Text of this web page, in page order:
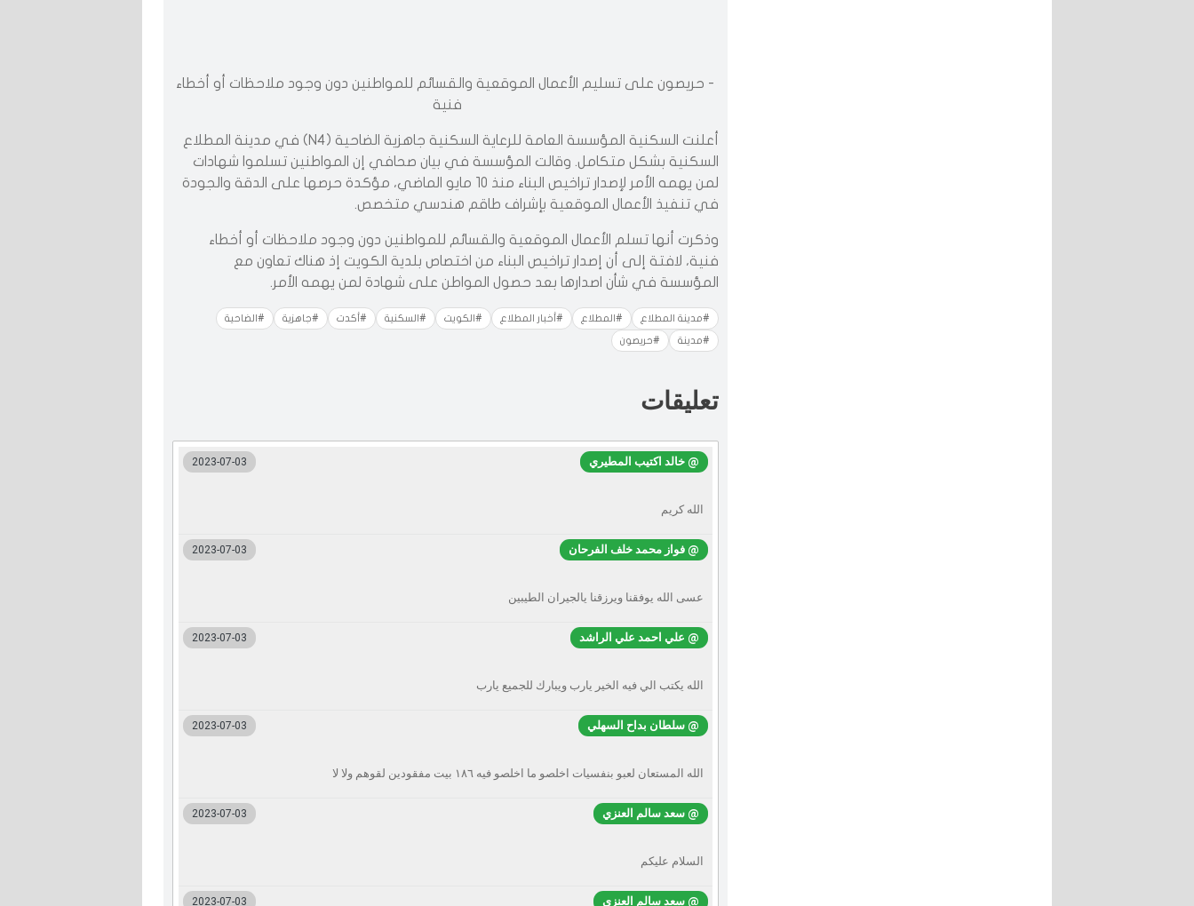
- حريصون على تسليم الأعمال الموقعية والقسائم للمواطنين دون وجود ملاحظات أو أخطاء
فنية
أعلنت السكنية المؤسسة العامة للرعاية السكنية جاهزية الضاحية (N4) في مدينة المطلاع
السكنية بشكل متكامل. وقالت المؤسسة في بيان صحافي إن المواطنين تسلموا شهادات
لمن يهمه الأمر لإصدار تراخيص البناء منذ 10 مايو الماضي، مؤكدة حرصها على الدقة والجودة
في تنفيذ الأعمال الموقعية بإشراف طاقم هندسي متخصص.
وذكرت أنها تسلم الأعمال الموقعية والقسائم للمواطنين دون وجود ملاحظات أو أخطاء
فنية، لافتة إلى أن إصدار تراخيص البناء من اختصاص بلدية الكويت إذ هناك تعاون مع
المؤسسة في شأن اصدارها بعد حصول المواطن على شهادة لمن يهمه الأمر.
#مدينة المطلاع #المطلاع #أخبار المطلاع #الكويت #السكنية #أكدت #جاهزية #الضاحية
#مدينة #حريصون
تعليقات
@ خالد اكتيب المطيري 2023-07-03
الله كريم
@ فواز محمد خلف الفرحان 2023-07-03
عسى الله يوفقنا ويرزقنا يالجيران الطيبين
@ علي احمد علي الراشد 2023-07-03
الله يكتب الي فيه الخير يارب ويبارك للجميع يارب
@ سلطان بداح السهلي 2023-07-03
الله المستعان لعبو بنفسيات اخلصو ما اخلصو فيه ١٨٦ بيت مفقودين لقوهم ولا لا
@ سعد سالم العنزي 2023-07-03
السلام عليكم
@ سعد سالم العنزي 2023-07-03